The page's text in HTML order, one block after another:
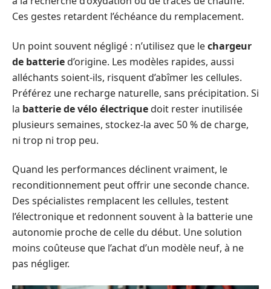
Ces gestes retardent l’échéance du remplacement.
Un point souvent négligé : n’utilisez que lechargeur
de batteried’origine. Les modèles rapides, aussi
alléchants soient-ils, risquent d’abîmer les cellules.
Préférez une recharge naturelle, sans précipitation. Si
la batterie de vélo électriquedoit rester inutilisée
plusieurs semaines, stockez-la avec 50 % de charge,
ni trop ni trop peu.
Quand les performances déclinent vraiment, le
reconditionnement peut offrir une seconde chance.
Des spécialistes remplacent les cellules, testent
l’électronique et redonnent souvent à la batterie une
autonomie proche de celle du début. Une solution
moins coûteuse que l’achat d’un modèle neuf, à ne
pas négliger.